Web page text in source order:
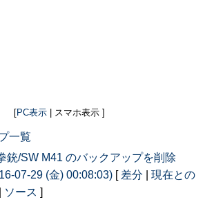
[PC表示 | スマホ表示 ]
一覧
銃/SW M41 のバックアップを削除
07-29 (金) 00:08:03) [ 差分
現在との
ソース ]